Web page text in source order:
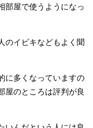
部屋で使うようになっ
のイビキなどもよく聞
に多くなっていますの
屋のところは評判が良